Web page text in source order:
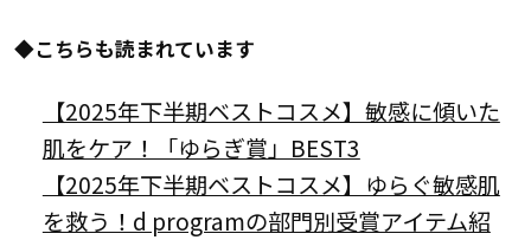
◆こちらも読まれています
【2025年下半期ベストコスメ】敏感に傾いた
肌をケア！「ゆらぎ賞」BEST3
【2025年下半期ベストコスメ】ゆらぐ敏感肌
を救う！d programの部門別受賞アイテム紹